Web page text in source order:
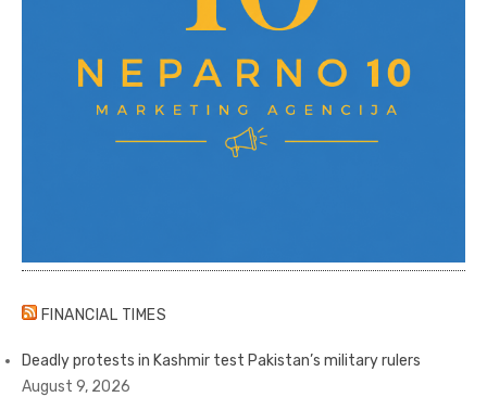
FINANCIAL TIMES
Deadly protests in Kashmir test Pakistan’s military rulers
August 9, 2026